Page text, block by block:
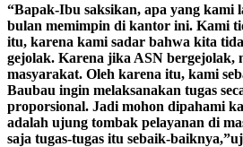
“Bapak-Ibu saksikan, apa yang kami
bulan memimpin di kantor ini. Kami
itu, karena kami sadar bahwa kita
gejolak. Karena jika ASN bergejolak,
masyarakat. Oleh karena itu, kami
Baubau ingin melaksanakan tugas
proporsional. Jadi mohon dipahami
adalah ujung tombak pelayanan di
saja tugas-tugas itu sebaik-